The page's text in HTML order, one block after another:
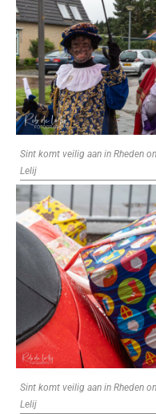
Sint komt veilig aan in Rheden
Lelij
Sint komt veilig aan in Rheden
Lelij